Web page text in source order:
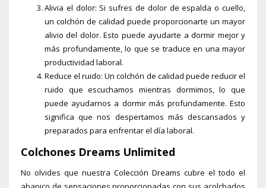
Alivia el dolor: Si sufres de dolor de espalda o cuello,
un colchón de calidad puede proporcionarte un mayor
alivio del dolor. Esto puede ayudarte a dormir mejor y
más profundamente, lo que se traduce en una mayor
productividad laboral.
Reduce el ruido: Un colchón de calidad puede reducir el
ruido que escuchamos mientras dormimos, lo que
puede ayudarnos a dormir más profundamente. Esto
significa que nos despertamos más descansados y
preparados para enfrentar el día laboral.
Colchones Dreams Unlimited
No olvides que nuestra Colección Dreams cubre el todo el